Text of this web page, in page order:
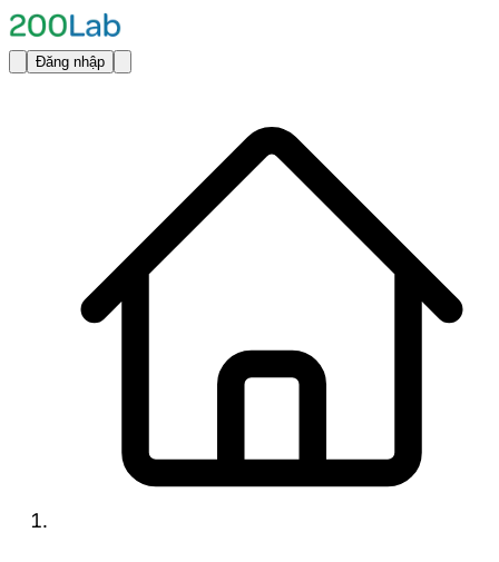
Đăng nhập